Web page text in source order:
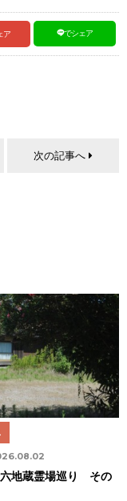
ア でシェア
次の記事へ
地蔵霊場巡り その